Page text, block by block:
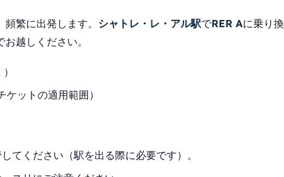
繁に出発します。 シャトレ・レ・アル駅でRER Aに乗り換
お越しください。
ットの適用範囲）
てください（駅を出る際に必要です）。